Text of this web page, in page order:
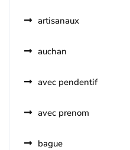
artisanaux
auchan
avec pendentif
avec prenom
bague